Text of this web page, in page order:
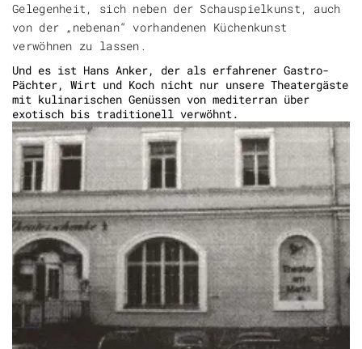
Gelegenheit, sich neben der Schauspielkunst, auch
von der „nebenan“ vorhandenen Küchenkunst
verwöhnen zu lassen.
Und es ist Hans Anker, der als erfahrener Gastro-
Pächter, Wirt und Koch nicht nur unsere Theatergäste
mit kulinarischen Genüssen von mediterran über
exotisch bis traditionell verwöhnt.